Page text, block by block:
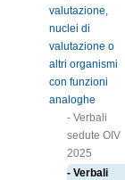
valutazione,
nuclei di
valutazione o
altri organismi
con funzioni
analoghe
- Verbali
sedute OIV
2025
- Verbali